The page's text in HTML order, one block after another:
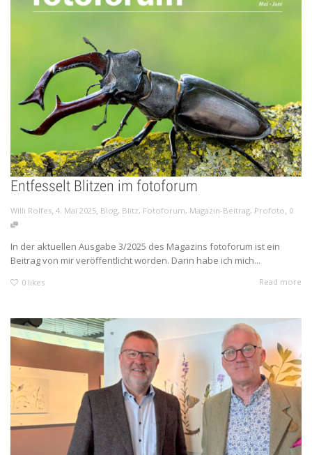
Entfesselt Blitzen im fotoforum
Willi Rolfes, 4. Mai 2025, Blog, Blitz, Fotoforum, Magazin-Beitrag, Profoto, 0
In der aktuellen Ausgabe 3/2025 des Magazins fotoforum ist ein
Beitrag von mir veröffentlicht worden. Darin habe ich mich...
0 likes Read more